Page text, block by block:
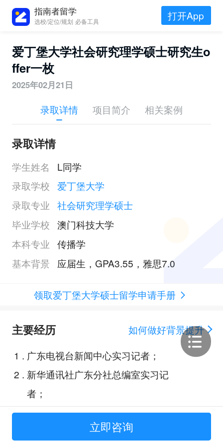
指南者留学
选校/定位/规划 必备工具 打开App
爱丁堡大学社会研究理学硕士研究生o
ffer一枚
2025年02月21日
录取详情 项目简介 相关案例
录取详情
学生姓名
L同学
录取学校 爱丁堡大学
录取专业 社会研究理学硕士
毕业学校 澳门科技大学
本科专业 传播学
基本背景
应届生，GPA3.55，雅思7.0
领取爱丁堡大学硕士留学申请手册
主要经历
如何做好背景提升
1 . 广东电视台新闻中心实习记者；
2 . 新华通讯社广东分社总编室实习记
者；
3.省广集团新媒体运营新媒体运营实
立即咨询